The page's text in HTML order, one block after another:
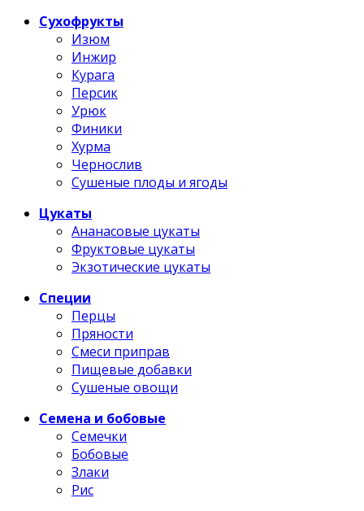
Сухофрукты
Изюм
Инжир
Курага
Персик
Урюк
Финики
Хурма
Чернослив
Сушеные плоды и ягоды
Цукаты
Ананасовые цукаты
Фруктовые цукаты
Экзотические цукаты
Специи
Перцы
Пряности
Смеси приправ
Пищевые добавки
Сушеные овощи
Семена и бобовые
Семечки
Бобовые
Злаки
Рис